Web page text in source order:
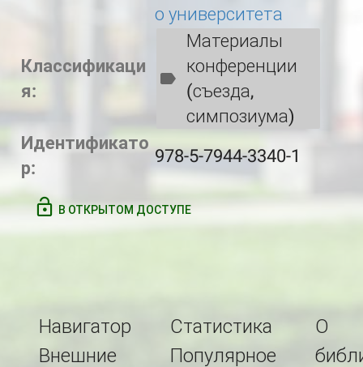
о университета
Классификаци
я:
Материалы
конференции
(съезда,
симпозиума)
Идентификато
р:
978-5-7944-3340-1
В ОТКРЫТОМ ДОСТУПЕ
Навигатор
Внешние
Статистика
Популярное
О